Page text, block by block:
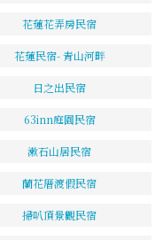
花蓮花弄房民宿
花蓮民宿- 青山河畔
日之出民宿
63inn庭園民宿
漱石山居民宿
蘭花厝渡假民宿
掃叭頂景觀民宿